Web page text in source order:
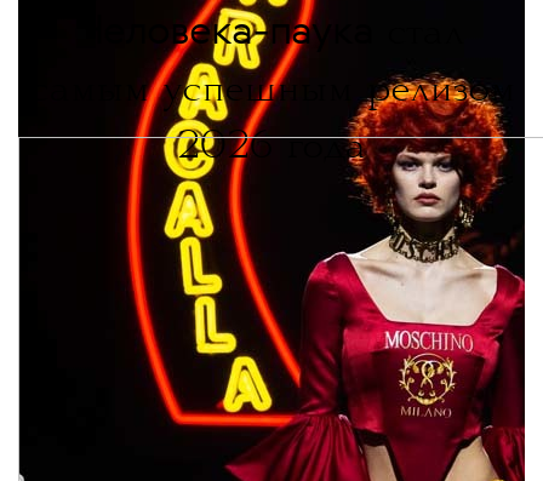
Человека-паука
самым успешным релизом
2026 года